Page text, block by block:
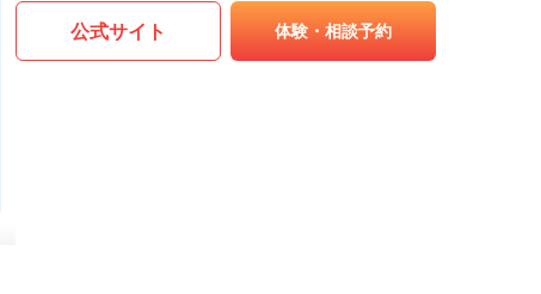
公式サイト 体験・相談予約